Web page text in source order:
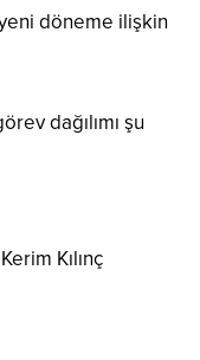
yeni döneme ilişkin
dağılımı şu
Kılınç